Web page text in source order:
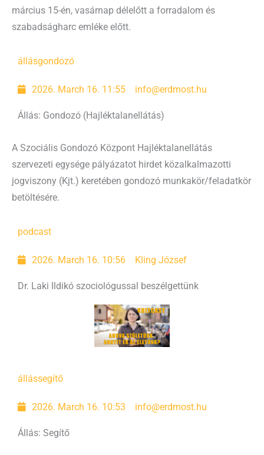
március 15-én, vasárnap délelőtt a forradalom és
szabadságharc emléke előtt.
állásgondozó
2026. March 16. 11:55 info@erdmost.hu
Állás: Gondozó (Hajléktalanellátás)
A Szociális Gondozó Központ Hajléktalanellátás
szervezeti egysége pályázatot hirdet közalkalmazotti
jogviszony (Kjt.) keretében gondozó munkakör/feladatkör
betöltésére.
podcast
2026. March 16. 10:56 Kling József
Dr. Laki Ildikó szociológussal beszélgettünk
állássegítő
2026. March 16. 10:53 info@erdmost.hu
Állás: Segítő